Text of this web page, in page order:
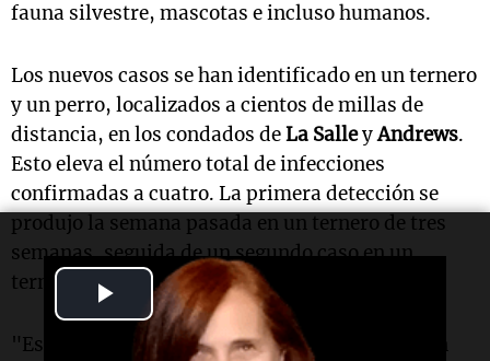
Play
Video
fauna silvestre, mascotas e incluso humanos.
Los nuevos casos se han identificado en un ternero
y un perro, localizados a cientos de millas de
distancia, en los condados deLa SalleyAndrews.
Esto eleva el número total de infecciones
confirmadas a cuatro. La primera detección se
produjo la semana pasada en un ternero de tres
semanas, seguida de un segundo caso en un
ternero joven a pocos kilómetros de distancia.
"Estamos atendiendo estos casos que requieren